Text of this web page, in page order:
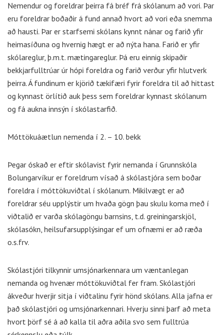
Nemendur og foreldrar þeirra fá bréf frá skólanum að vori. Þar
eru foreldrar boðaðir á fund annað hvort að vori eða snemma
að hausti. Þar er starfsemi skólans kynnt nánar og farið yfir
heimasíðuna og hvernig hægt er að nýta hana. Farið er yfir
skólareglur, þ.m.t. mætingareglur. Þá eru einnig skipaðir
bekkjarfulltrúar úr hópi foreldra og farið verður yfir hlutverk
þeirra. Á fundinum er kjörið tækifæri fyrir foreldra til að hittast
og kynnast örlítið auk þess sem foreldrar kynnast skólanum
og fá aukna innsýn í skólastarfið.
Móttökuáætlun nemenda í 2. – 10. bekk
Þegar óskað er eftir skólavist fyrir nemanda í Grunnskóla
Bolungarvíkur er foreldrum vísað á skólastjóra sem boðar
foreldra í móttökuviðtal í skólanum. Mikilvægt er að
foreldrar séu upplýstir um hvaða gögn þau skulu koma með í
viðtalið er varða skólagöngu barnsins, t.d. greiningarskjöl,
skólasókn, heilsufarsupplýsingar ef um ofnæmi er að ræða
o.s.frv.
Skólastjóri tilkynnir umsjónarkennara um væntanlegan
nemanda og hvenær móttökuviðtal fer fram. Skólastjóri
ákveður hverjir sitja í viðtalinu fyrir hönd skólans. Alla jafna er
það skólastjóri og umsjónarkennari. Hverju sinni þarf að meta
hvort þörf sé á að kalla til aðra aðila svo sem fulltrúa